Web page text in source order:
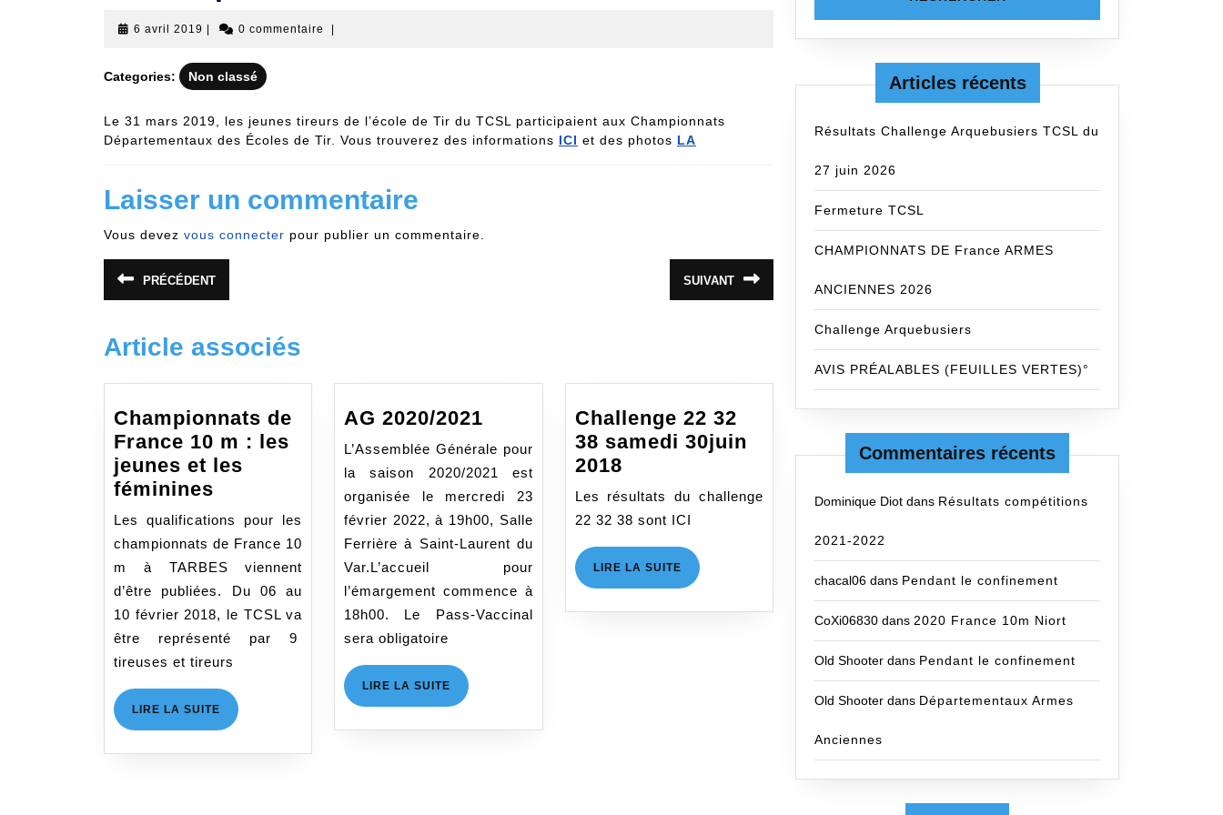
6 avril 2019 6
0 commentaire
Categories: Non classé
Le 31 mars 2019, les jeunes tireurs de l’école de Tir du TCSL participaient aux Championnats
Départementaux des Écoles de Tir. Vous trouverez des informations ICI et des photos LA
Laisser un commentaire
Vous devez vous connecter pour publier un commentaire.
Navigation
de
l’article
PRÉCÉDENT
précédent
SUIVANT
suivant
Article associés
Championnats de
France 10 m : les
jeunes et les
féminines Championnats
de
France
10
m
:
les
jeunes
les
féminines
Les qualifications pour les
championnats de France 10
m à TARBES viennent
d’être publiées. Du 06 au
10 février 2018, le TCSL va
être représenté par 9
tireuses et tireurs
LIRE LA SUITE LIRE
LA
AG 2020/2021
2020/2021
L’Assemblée Générale pour
la saison 2020/2021 est
organisée le mercredi 23
février 2022, à 19h00, Salle
Ferrière à Saint-Laurent du
Var.L’accueil pour
l’émargement commence à
18h00. Le Pass-Vaccinal
sera obligatoire
LIRE LA SUITE LIRE
LA
Challenge 22 32
38 samedi 30juin
2018Challenge
22
32
samedi
30juin
2018
Les résultats du challenge
22 32 38 sont ICI
LIRE LA SUITELIRE
LA
Articles récents
Résultats Challenge Arquebusiers TCSL du
27 juin 2026
Fermeture TCSL
CHAMPIONNATS DE France ARMES
ANCIENNES 2026
Challenge Arquebusiers
AVIS PRÉALABLES (FEUILLES VERTES)°
Commentaires récents
Dominique Diot dans Résultats compétitions
2021-2022
chacal06 dans Pendant le confinement
CoXi06830 dans 2020 France 10m Niort
Old Shooter dans Pendant le confinement
Old Shooter dans Départementaux Armes
Anciennes